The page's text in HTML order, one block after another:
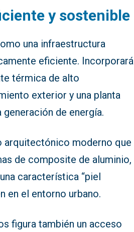
y sostenible
una infraestructura
eficiente. Incorporará
térmica de alto
exterior y una planta
de energía.
arquitectónico moderno que
de composite de aluminio,
característica “piel
en el entorno urbano.
figura también un acceso